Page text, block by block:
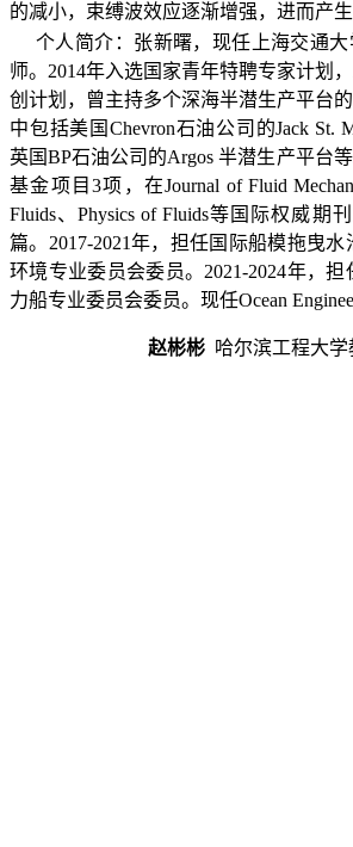
的减小，束缚波效应逐渐增强，进而产生
个人简介：张新曙，现任上海交通大
师。 2014年入选国家青年特聘专家计划，
创计划，曾主持多个深海半潜生产平台
中包括美国 Chevron石油公司的Jack St.
英国BP石油公司的Argos半潜生产平台
基金项目3项，在Journal of Fluid
Fluids、Physics of Fluids等国际权威期
篇。 2017-2021年，担任国际船模拖曳水
环境专业委员会委员。 2021-2024年，担
力船专业委员会委员。现任Ocean
赵彬彬 哈尔滨工程大学